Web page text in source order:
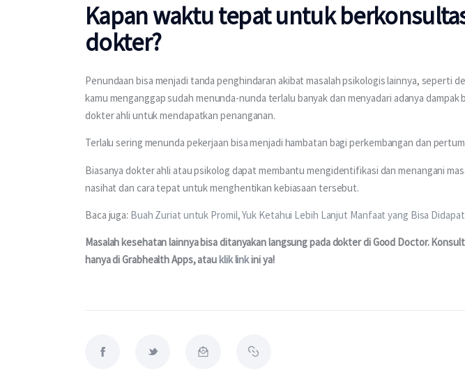
Kapan waktu tepat untuk
dokter?
Penundaan bisa menjadi tanda penghindaran akibat masalah psikologis lainnya, seperti
kamu menganggap sudah menunda-nunda terlalu banyak dan menyadari adanya dampak
dokter ahli untuk mendapatkan penanganan.
Terlalu sering menunda pekerjaan bisa menjadi hambatan bagi perkembangan dan
Biasanya dokter ahli atau psikolog dapat membantu mengidentifikasi dan menangani
nasihat dan cara tepat untuk menghentikan kebiasaan tersebut.
Baca juga: Buah Zuriat untuk Promil, Yuk Ketahui Lebih Lanjut Manfaat yang Bisa
Masalah kesehatan lainnya bisa ditanyakan langsung pada dokter di Good Doctor.
hanya di Grabhealth Apps, atau klik link ini ya!